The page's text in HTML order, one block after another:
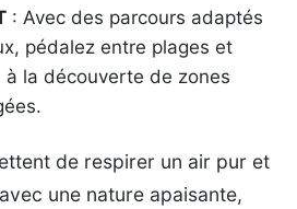
: Avec des parcours adaptés
pédalez entre plages et
à la découverte de zones
de respirer un air pur et
une nature apaisante,